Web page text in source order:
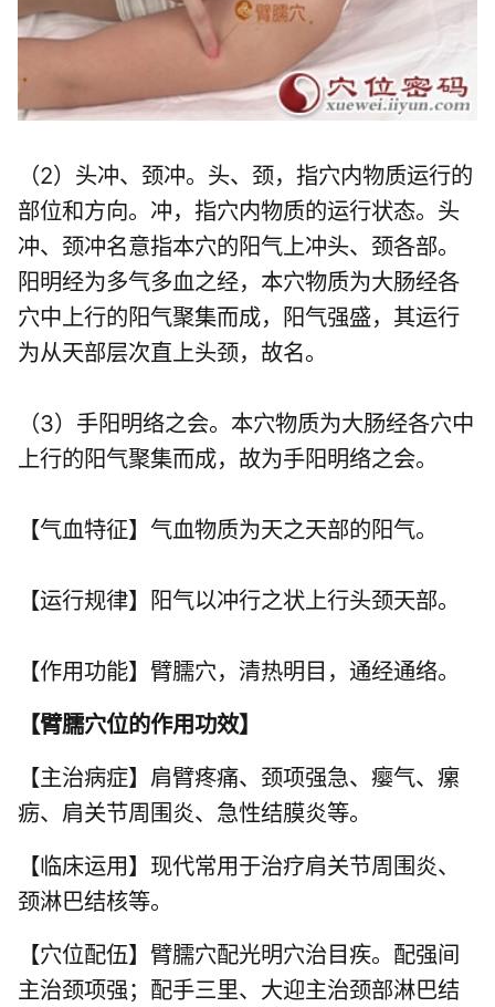
（2）头冲、颈冲。头、颈，指穴内物质运行的
部位和方向。冲，指穴内物质的运行状态。头
冲、颈冲名意指本穴的阳气上冲头、颈各部。
阳明经为多气多血之经，本穴物质为大肠经各
穴中上行的阳气聚集而成，阳气强盛，其运行
为从天部层次直上头颈，故名。
（3）手阳明络之会。本穴物质为大肠经各穴中
上行的阳气聚集而成，故为手阳明络之会。
【气血特征】气血物质为天之天部的阳气。
【运行规律】阳气以冲行之状上行头颈天部。
【作用功能】臂臑穴，清热明目，通经通络。
【臂臑穴位的作用功效】
【主治病症】肩臂疼痛、颈项强急、瘿气、瘰
疬、肩关节周围炎、急性结膜炎等。
【临床运用】现代常用于治疗肩关节周围炎、
颈淋巴结核等。
【穴位配伍】臂臑穴配光明穴治目疾。配强间
主治颈项强；配手三里、大迎主治颈部淋巴结